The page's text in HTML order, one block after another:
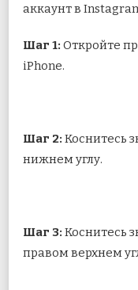
аккаунт в
Шаг 1: Откройте
iPhone.
Шаг 2: Коснитесь
нижнем углу.
Шаг 3: Коснитесь
правом верхнем